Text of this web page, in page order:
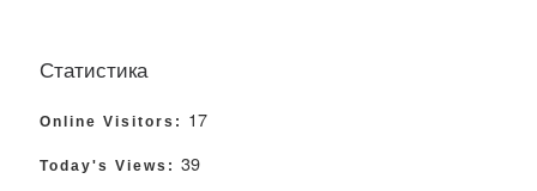
Статистика
Online Visitors: 17
Today's Views: 39